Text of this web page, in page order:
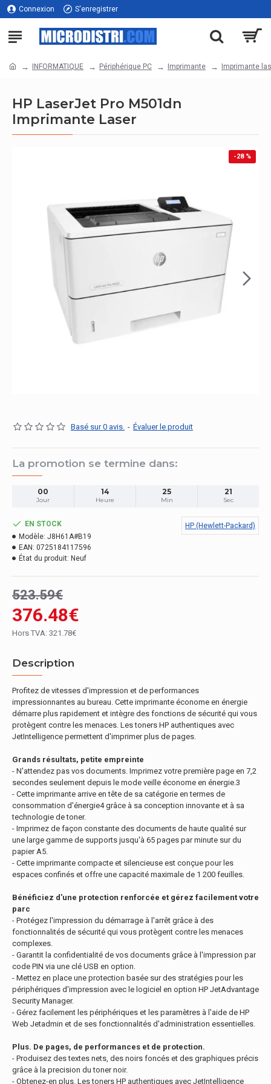
Connexion S'enregistrer
INFORMATIQUE Périphérique PC Imprimante Imprimante
HP LaserJet Pro M501dn
Imprimante Laser
-28 %
Basé sur 0 avis. - Évaluer le produit
La promotion se termine dans:
00
Jour
14
Heure
25
Min
20
Sec
376.48€
523.59€
Hors TVA: 321.78€
EN STOCK
Modèle: J8H61A#B19
EAN: 0725184117596
État du produit: Neuf
HP (Hewlett-Packard)
Description
Profitez de vitesses d'impression et de performances
impressionnantes au bureau. Cette imprimante économe en énergie
démarre plus rapidement et intègre des fonctions de sécurité qui vous
protègent contre les menaces. Les toners HP authentiques avec
JetIntelligence permettent d'imprimer plus de pages.
Grands résultats, petite empreinte
- N'attendez pas vos documents. Imprimez votre première page en 7,2
secondes seulement depuis le mode veille économe en énergie.3
- Cette imprimante arrive en tête de sa catégorie en termes de
consommation d'énergie4 grâce à sa conception innovante et à sa
technologie de toner.
- Imprimez de façon constante des documents de haute qualité sur
une large gamme de supports jusqu'à 65 pages par minute sur du
papier A5.
- Cette imprimante compacte et silencieuse est conçue pour les
espaces confinés et offre une capacité maximale de 1 200 feuilles.
Bénéficiez d'une protection renforcée et gérez facilement votre
parc
- Protégez l'impression du démarrage à l'arrêt grâce à des
fonctionnalités de sécurité qui vous protègent contre les menaces
complexes.
- Garantit la confidentialité de vos documents grâce à l'impression par
code PIN via une clé USB en option.
- Mettez en place une protection basée sur des stratégies pour les
périphériques d'impression avec le logiciel en option HP JetAdvantage
Security Manager.
- Gérez facilement les périphériques et les paramètres à l'aide de HP
Web Jetadmin et de ses fonctionnalités d'administration essentielles.
Plus. De pages, de performances et de protection.
- Produisez des textes nets, des noirs foncés et des graphiques précis
grâce à la precision du toner noir.
- Obtenez-en plus. Les toners HP authentiques avec JetIntelligence